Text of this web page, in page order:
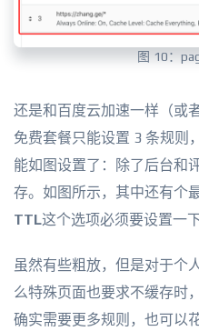
图 10：
还是和百度云加速一样（或
免费套餐只能设置 3 条规则
能如图设置了：除了后台和
存。如图所示，其中还有个
TTL这个选项必须要设置一
虽然有些粗放，但是对于个
么特殊页面也要求不缓存时
确实需要更多规则，也可以